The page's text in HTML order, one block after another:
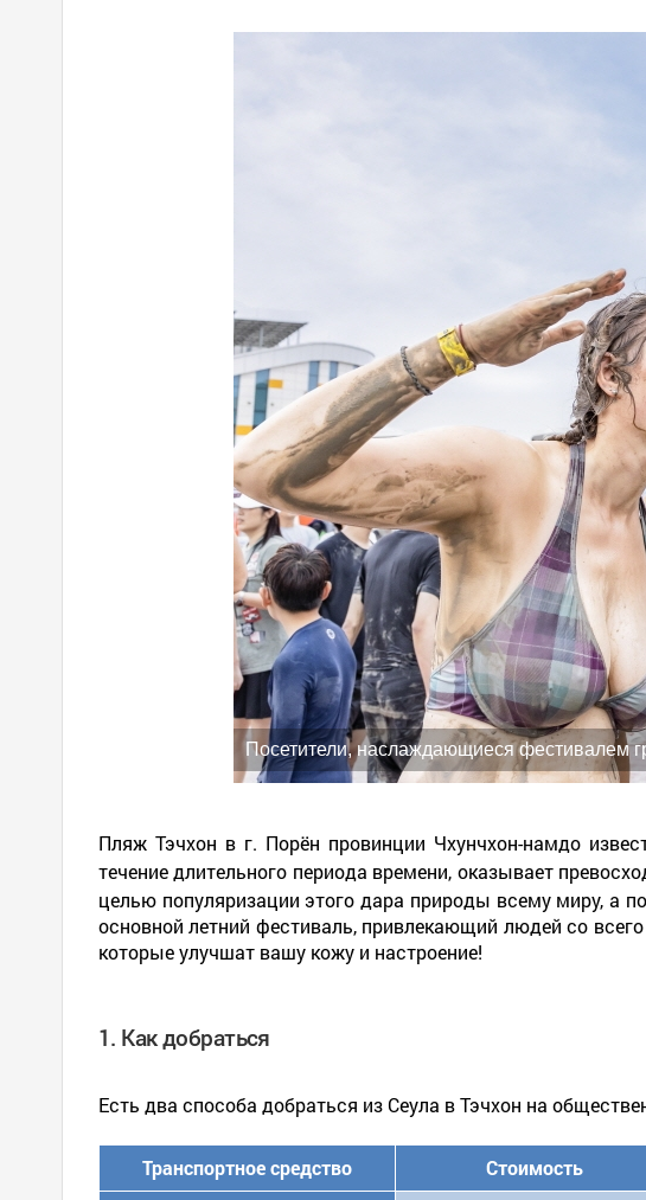
Посетители, наслаждающиеся фестивалем
Пляж Тэчхон в г. Порён провинции Чхунчхон-намдо
течение длительного периода времени, оказывает
целью популяризации этого дара природы всему миру, а
основной летний фестиваль, привлекающий людей со
которые улучшат вашу кожу и настроение!
1. Как добраться
Есть два способа добраться из Сеула в Тэчхон на
Транспортное средство Стоимость